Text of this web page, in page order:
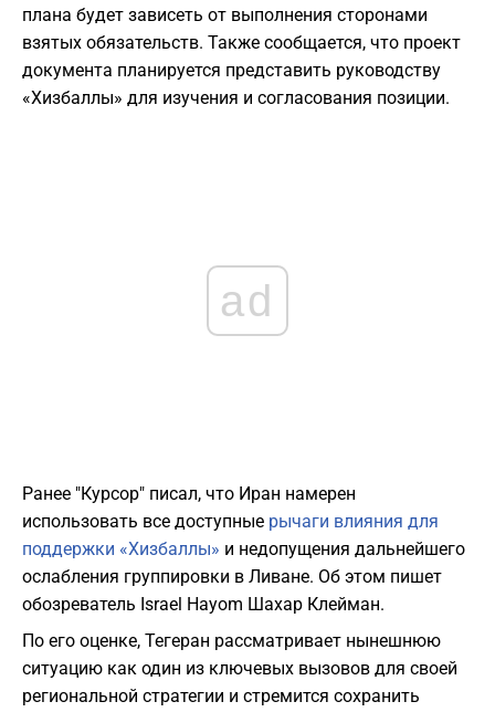
плана будет зависеть от выполнения сторонами
взятых обязательств. Также сообщается, что проект
документа планируется представить руководству
«Хизбаллы» для изучения и согласования позиции.
ad
Ранее "Курсор" писал, что Иран намерен
использовать все доступные рычаги влияния для
поддержки «Хизбаллы» и недопущения дальнейшего
ослабления группировки в Ливане. Об этом пишет
обозреватель Israel Hayom Шахар Клейман.
По его оценке, Тегеран рассматривает нынешнюю
ситуацию как один из ключевых вызовов для своей
региональной стратегии и стремится сохранить